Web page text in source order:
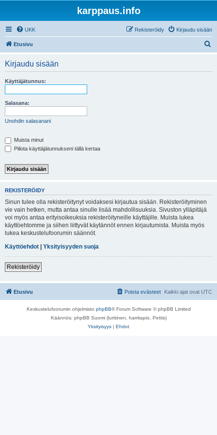
karppaus.info
UKK Kirjaudu sisään
Rekisteröidy
Etusivu
Kirjaudu sisään
Käyttäjätunnus:
Salasana:
Unohdin salasanani
Muista minut
Piilota käyttäjätunnukseni tällä kertaa
REKISTERÖIDY
Sinun tulee olla rekisteröitynyt voidaksesi kirjautua sisään. Rekisteröityminen
vie vain hetken, mutta antaa sinulle lisää mahdollisuuksia. Sivuston ylläpitäjä
voi myös antaa erityisoikeuksia rekisteröityneille käyttäjille. Muista lukea
käyttöehtomme ja siihen liittyvät käytännöt ennen kirjautumista. Muista myös
lukea keskustelufoorumin säännöt.
Käyttöehdot | Yksityisyyden suoja
Rekisteröidy
Etusivu Kaikki ajat ovat UTC
Poista evästeet
Keskustelufoorumin ohjelmisto phpBB® Forum Software © phpBB Limited
Käännös: phpBB Suomi (lurttinen, harritapio, Pettis)
Yksityisyys | Ehdot